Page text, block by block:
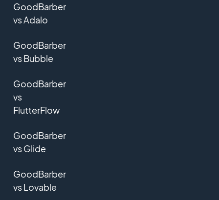
GoodBarber
vs Adalo
GoodBarber
vs Bubble
GoodBarber
vs
FlutterFlow
GoodBarber
vs Glide
GoodBarber
vs Lovable